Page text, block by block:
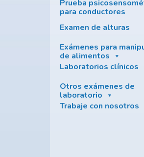
Prueba
para conductores
Examen de alturas
Exámenes para
de alimentos
Laboratorios clínicos
Otros exámenes de
laboratorio
Trabaje con nosotros